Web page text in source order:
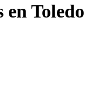
en Toledo